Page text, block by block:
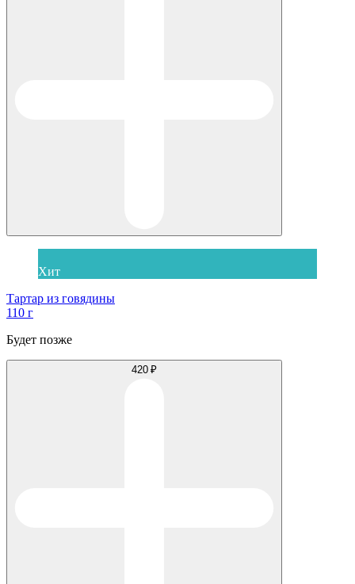
Хит
Тартар из говядины
110 г
Будет позже
420 ₽